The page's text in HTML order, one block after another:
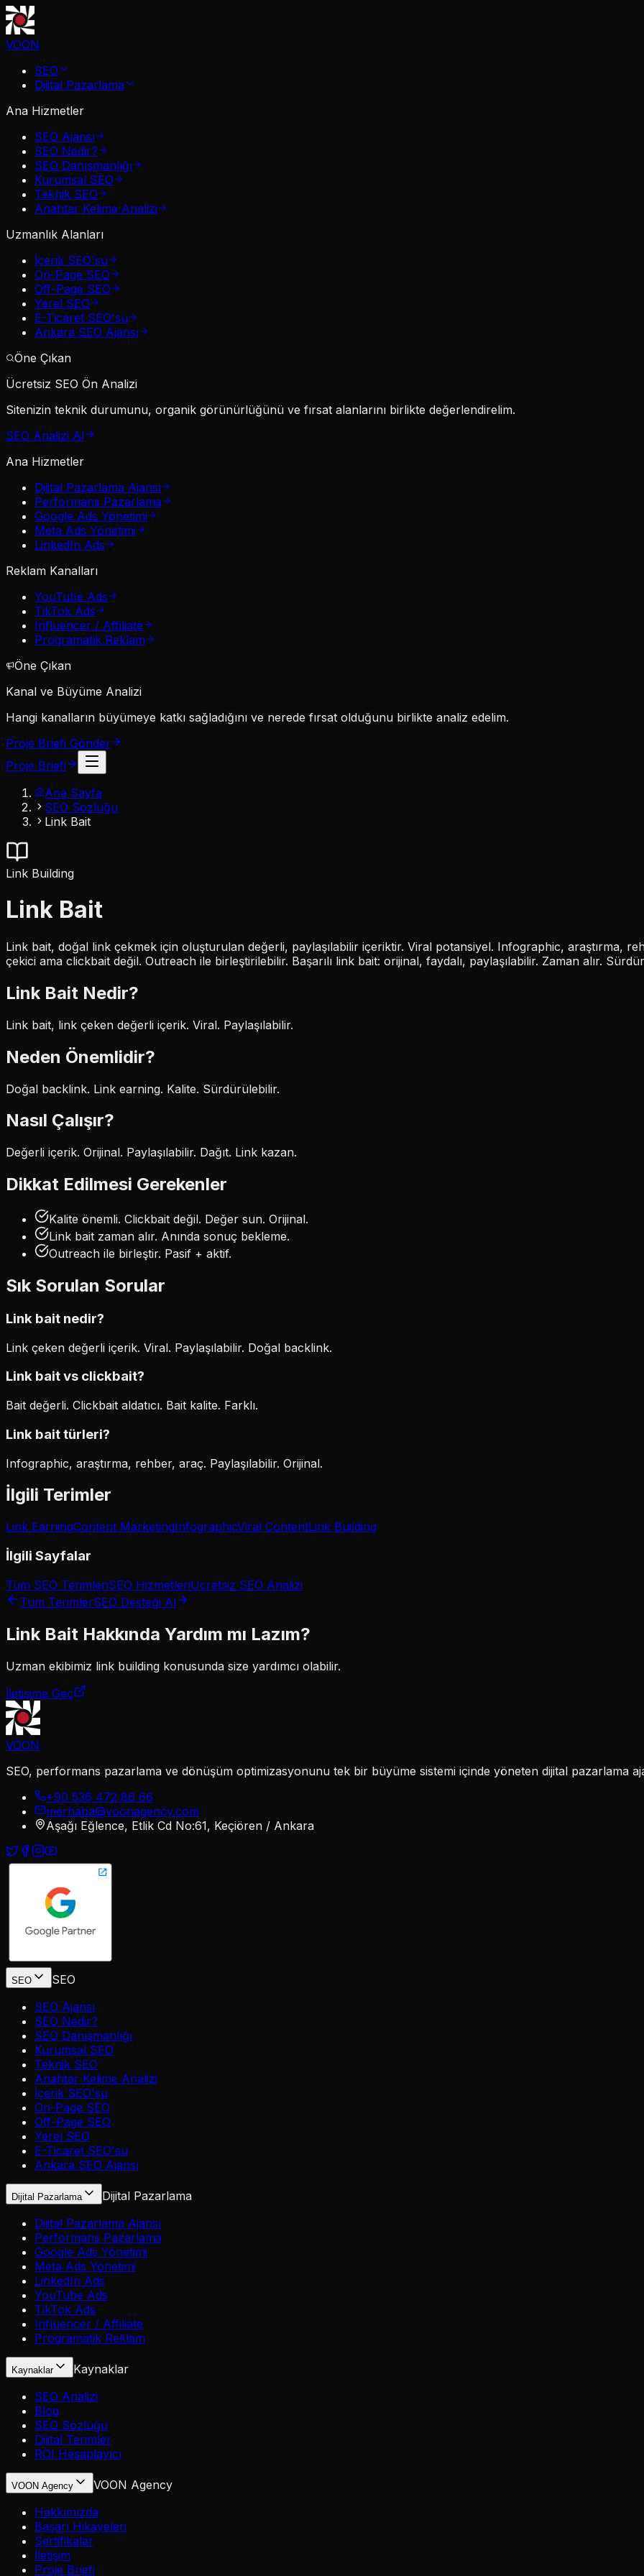
VOON
SEO
Dijital Pazarlama
Ana Hizmetler
SEO Ajansı
SEO Nedir?
SEO Danışmanlığı
Kurumsal SEO
Teknik SEO
Anahtar Kelime Analizi
Uzmanlık Alanları
İçerik SEO'su
On-Page SEO
Off-Page SEO
Yerel SEO
E-Ticaret SEO'su
Ankara SEO Ajansı
Öne Çıkan
Ücretsiz SEO Ön Analizi
Sitenizin teknik durumunu, organik görünürlüğünü ve fırsat alanlarını birlikte değerlendirelim.
SEO Analizi Al
Ana Hizmetler
Dijital Pazarlama Ajansı
Performans Pazarlama
Google Ads Yönetimi
Meta Ads Yönetimi
LinkedIn Ads
Reklam Kanalları
YouTube Ads
TikTok Ads
Influencer / Affiliate
Programatik Reklam
Öne Çıkan
Kanal ve Büyüme Analizi
Hangi kanalların büyümeye katkı sağladığını ve nerede fırsat olduğunu birlikte analiz edelim.
Proje Briefi Gönder
Proje Briefi
Ana Sayfa
SEO Sözlüğü
Link Bait
Link Building
Link Bait
Link bait, doğal link çekmek için oluşturulan değerli, paylaşılabilir içeriktir. Viral potansiyel. Infographic, araştırma,
çekici ama clickbait değil. Outreach ile birleştirilebilir. Başarılı link bait: orijinal, faydalı, paylaşılabilir. Zaman alır.
Link Bait Nedir?
Link bait, link çeken değerli içerik. Viral. Paylaşılabilir.
Neden Önemlidir?
Doğal backlink. Link earning. Kalite. Sürdürülebilir.
Nasıl Çalışır?
Değerli içerik. Orijinal. Paylaşılabilir. Dağıt. Link kazan.
Dikkat Edilmesi Gerekenler
Kalite önemli. Clickbait değil. Değer sun. Orijinal.
Link bait zaman alır. Anında sonuç bekleme.
Outreach ile birleştir. Pasif + aktif.
Sık Sorulan Sorular
Link bait nedir?
Link çeken değerli içerik. Viral. Paylaşılabilir. Doğal backlink.
Link bait vs clickbait?
Bait değerli. Clickbait aldatıcı. Bait kalite. Farklı.
Link bait türleri?
Infographic, araştırma, rehber, araç. Paylaşılabilir. Orijinal.
İlgili Terimler
Link EarningContent MarketingInfographicViral ContentLink Building
İlgili Sayfalar
Tüm SEO TerimleriSEO HizmetleriÜcretsiz SEO Analizi
Tüm TerimlerSEO Desteği Al
Link Bait Hakkında Yardım mı Lazım?
Uzman ekibimiz link building konusunda size yardımcı olabilir.
İletişime Geç
VOON
SEO, performans pazarlama ve dönüşüm optimizasyonunu tek bir büyüme sistemi içinde yöneten dijital pazarlama
+90 536 472 86 66
merhaba@voonagency.com
Aşağı Eğlence, Etlik Cd No:61, Keçiören / Ankara
SEO
SEO
SEO Ajansı
SEO Nedir?
SEO Danışmanlığı
Kurumsal SEO
Teknik SEO
Anahtar Kelime Analizi
İçerik SEO'su
On-Page SEO
Off-Page SEO
Yerel SEO
E-Ticaret SEO'su
Ankara SEO Ajansı
Dijital Pazarlama
Dijital Pazarlama
Dijital Pazarlama Ajansı
Performans Pazarlama
Google Ads Yönetimi
Meta Ads Yönetimi
LinkedIn Ads
YouTube Ads
TikTok Ads
Influencer / Affiliate
Programatik Reklam
Kaynaklar
Kaynaklar
SEO Analizi
Blog
SEO Sözlüğü
Dijital Terimler
ROI Hesaplayıcı
VOON Agency
VOON Agency
Hakkımızda
Başarı Hikayeleri
Sertifikalar
İletişim
Proje Briefi